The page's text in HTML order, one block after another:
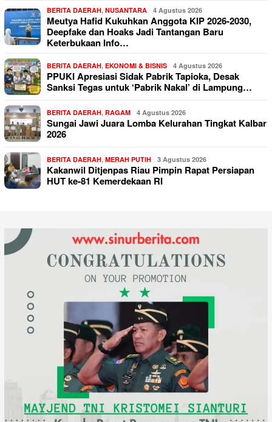
BERITA DAERAH, NUSANTARA 4 Agustus 2026
Meutya Hafid Kukuhkan Anggota KIP 2026-2030,
Deepfake dan Hoaks Jadi Tantangan Baru
Keterbukaan Info…
BERITA DAERAH, EKONOMI & BISNIS 4 Agustus 2026
PPUKI Apresiasi Sidak Pabrik Tapioka, Desak
Sanksi Tegas untuk ‘Pabrik Nakal’ di Lampung…
BERITA DAERAH, RAGAM 4 Agustus 2026
Sungai Jawi Juara Lomba Kelurahan Tingkat Kalbar
2026
BERITA DAERAH, MERAH PUTIH 3 Agustus 2026
Kakanwil Ditjenpas Riau Pimpin Rapat Persiapan
HUT ke-81 Kemerdekaan RI